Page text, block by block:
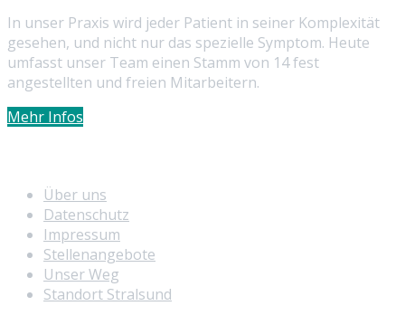
In unser Praxis wird jeder Patient in seiner Komplexität
gesehen, und nicht nur das spezielle Symptom. Heute
umfasst unser Team einen Stamm von 14 fest
angestellten und freien Mitarbeitern.
Mehr Infos
Über uns
Datenschutz
Impressum
Stellenangebote
Unser Weg
Standort Stralsund